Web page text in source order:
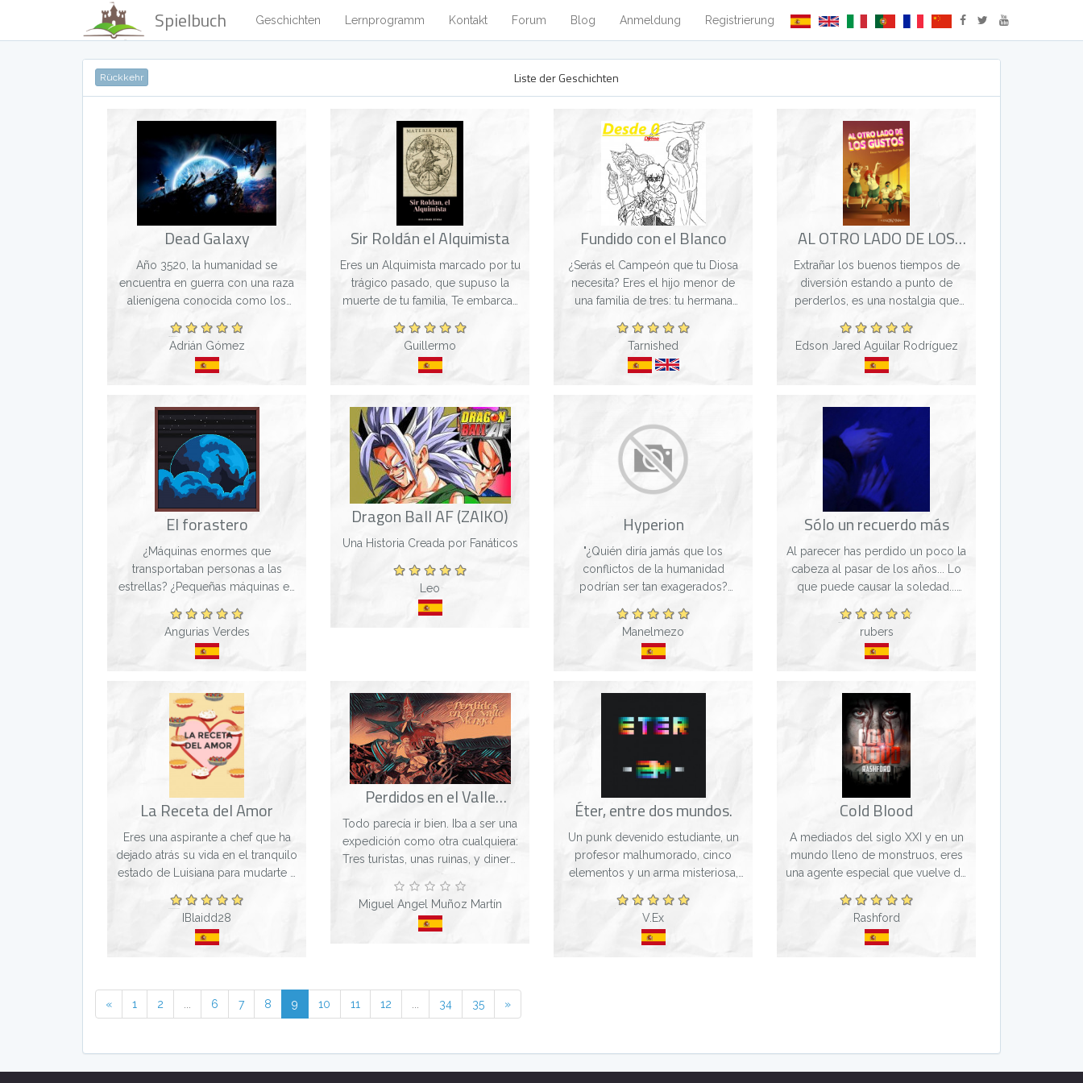
Spielbuch Geschichten Lernprogramm Kontakt Forum Blog Anmeldung Registrierung
Rückkehr Liste der Geschichten
Dead Galaxy
Año 3520, la humanidad se
encuentra en guerra con una raza
alienígena conocida como los
fuertes nacidos para la guerra. Tú
eres un marine que pelea por la
supervivencia...
Adrián Gómez
Sir Roldán el Alquimista
Eres un Alquimista marcado por tu
trágico pasado, que supuso la
muerte de tu familia, Te embarcas
Vivirás una odisea en el continente
de Riertram, inspirado en la E...
Guillermo
Fundido con el Blanco
¿Serás el Campeón que tu Diosa
necesita? Eres el hijo menor de
una familia de tres: tu hermana
un joven de 17 años que, un día,
sufre un accidente mientras hacía
c...
Tarnished
AL OTRO LADO DE LOS
GUSTOS
Extrañar los buenos tiempos de
diversión estando a punto de
perderlos, es una nostalgia que
cuales están a punto de
emprender caminos inciertos en la
vida. Acompáñanos a...
Edson Jared Aguilar Rodríguez
El forastero
¿Máquinas enormes que
transportaban personas a las
estrellas? ¿Pequeñas máquinas en
acceso a conocimiento infinito?
Ahora que estabas despierto,
parecían solo lejanas f...
Angurias Verdes
Dragon Ball AF (ZAIKO)
Una Historia Creada por Fanáticos
Leo
Hyperion
"¿Quién diría jamás que los
conflictos de la humanidad
podrían ser tan exagerados?
que algo así ocurriría?" Esas
preguntas fueron formuladas una
vez por un sabio de la...
Manelmezo
Sólo un recuerdo más
Al parecer has perdido un poco la
cabeza al pasar de los años... Lo
que puede causar la soledad...
azar, como si de un diario se
tratase... Intenta resolver que esta
pa...
rubers
La Receta del Amor
Eres una aspirante a chef que ha
dejado atrás su vida en el tranquilo
estado de Luisiana para mudarte a
donde buscarás hacerte un
nombre y lugar en el mundo
culinario. Pe...
IBlaidd28
Perdidos en el Valle
Mongol
Todo parecía ir bien. Iba a ser una
expedición como otra cualquiera:
Tres turistas, unas ruinas, y dinero
Nada iba a salir bien. Desde que
volví a ver a Ana en sus ojos...
Miguel Angel Muñoz Martín
Éter, entre dos mundos.
Un punk devenido estudiante, un
profesor malhumorado, cinco
elementos y un arma misteriosa,
que un país tercermundista caiga
en el dominio de hombres con
dudosas int...
V.Ex
Cold Blood
A mediados del siglo XXI y en un
mundo lleno de monstruos, eres
una agente especial que vuelve de
misión que no salió bien. Te llamas
Hayden Tarondale y tu regreso al
m...
Rashford
« 1 2 6 7 8 9 10 11 12 34 35 »